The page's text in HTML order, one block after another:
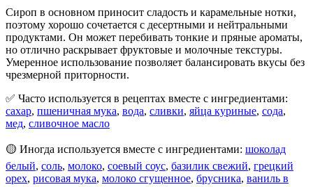
Сироп в основном приносит сладость и карамельные нотки,
поэтому хорошо сочетается с десертными и нейтральными
продуктами. Он может перебивать тонкие и пряные ароматы,
но отлично раскрывает фруктовые и молочные текстуры.
Умеренное использование позволяет балансировать вкусы без
чрезмерной приторности.
✅ Часто используется в рецептах вместе с ингредиентами:
сахар, пшеничная мука, вода, сливки, яйца куриные, сода,
мед, сливочное масло
🟡 Иногда используется вместе с ингредиентами: шоколад
белый, соль, молоко, соевый соус, базилик свежий, грецкий
орех, рисовая мука, молоко сгущенное, брусника, ваниль в